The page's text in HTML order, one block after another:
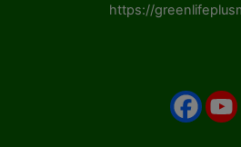
https://